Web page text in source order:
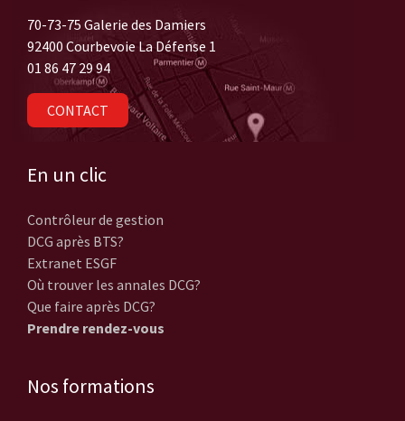
70-73-75 Galerie des Damiers
92400 Courbevoie La Défense 1
01 86 47 29 94
CONTACT
En un clic
Contrôleur de gestion
DCG après BTS?
Extranet ESGF
Où trouver les annales DCG?
Que faire après DCG?
Prendre rendez-vous
Nos formations